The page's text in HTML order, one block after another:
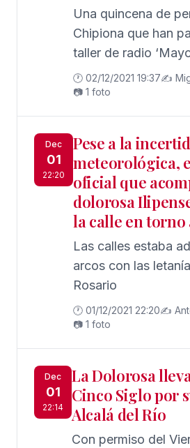
Una quincena de
Chipiona que han
taller de radio
Onda’ van a poner
el broche a la
🕐 02/12/2021 19:37✍️
📷 1 foto
Dec
01
22:20
Pese a la
meteorológica,
oficial que
dolorosa
la calle en torno
Las calles estaba
arcos con las
Rosario
🕐 01/12/2021 22:20✍️
📷 1 foto
Dec
01
22:14
La Dolorosa
Cinco Siglo por
Alcalá del Río
Con permiso del